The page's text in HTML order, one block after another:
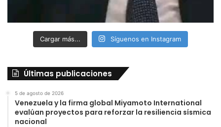
Cargar más... Síguenos en Instagram
Últimas publicaciones
5 de agosto de 2026
Venezuela y la firma global Miyamoto International
evalúan proyectos para reforzar la resiliencia sísmica
nacional